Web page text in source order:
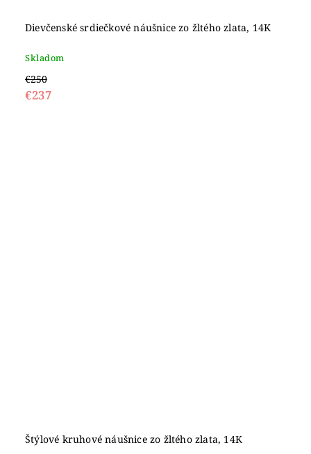
Dievčenské srdiečkové náušnice zo žltého zlata, 14K
Skladom
€250
€237
Štýlové kruhové náušnice zo žltého zlata, 14K